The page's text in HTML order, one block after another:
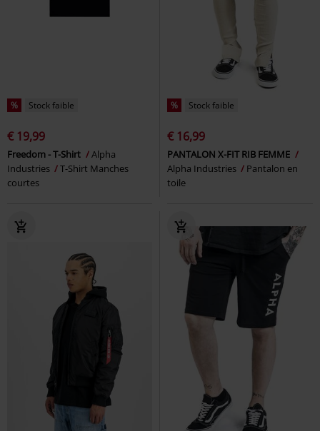
% Stock faible
€ 19,99
Freedom - T-Shirt
Alpha
Industries
T-Shirt Manches
courtes
% Stock faible
€ 16,99
PANTALON X-FIT RIB FEMME
Alpha Industries
Pantalon en
toile